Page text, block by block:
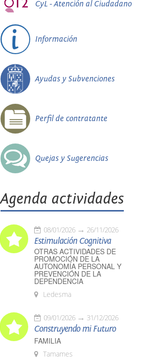
CyL - Atención al Ciudadano
Información
Ayudas y Subvenciones
Perfil de contratante
Quejas y Sugerencias
Agenda actividades
08/01/2026 26/11/2026
Estimulación Cognitiva
OTRAS ACTIVIDADES DE
PROMOCIÓN DE LA
AUTONOMÍA PERSONAL Y
PREVENCIÓN DE LA
DEPENDENCIA
Ledesma
09/01/2026 31/12/2026
Construyendo mi Futuro
FAMILIA
Tamames